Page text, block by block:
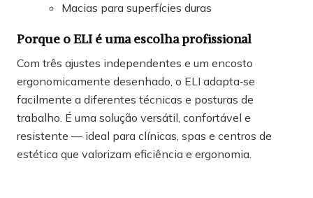
Macias para superfícies duras
Porque o ELI é uma escolha profissional
Com três ajustes independentes e um encosto
ergonomicamente desenhado, o ELI adapta‑se
facilmente a diferentes técnicas e posturas de
trabalho. É uma solução versátil, confortável e
resistente — ideal para clínicas, spas e centros de
estética que valorizam eficiência e ergonomia.